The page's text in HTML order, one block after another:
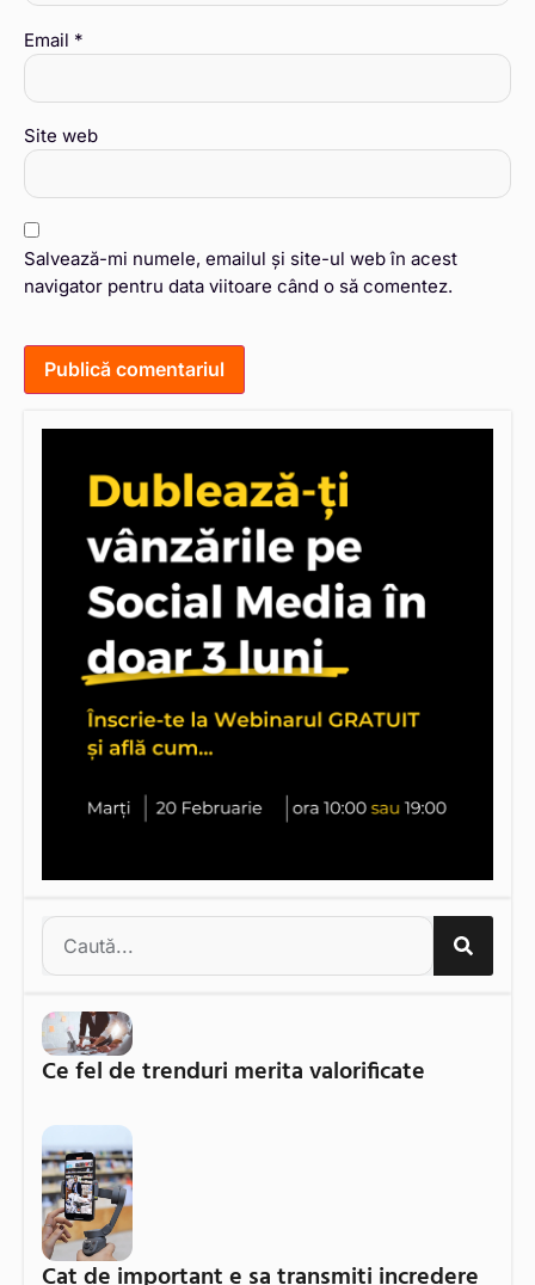
Email *
Site web
Salvează-mi numele, emailul și site-ul web în acest
navigator pentru data viitoare când o să comentez.
Ce fel de trenduri merita valorificate
Cat de important e sa transmiti incredere